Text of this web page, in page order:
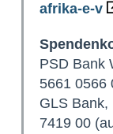
afrika-e-v
PSD Bank
5661 0566
GLS Bank,
7419 00